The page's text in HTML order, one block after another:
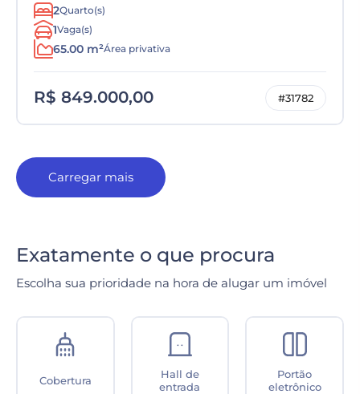
2Quarto(s)
1Vaga(s)
65.00 m²Área privativa
R$ 849.000,00 #31782
Carregar mais
Exatamente o que procura
Escolha sua prioridade na hora de alugar um imóvel
Cobertura
Hall de
entrada
Portão
eletrônico